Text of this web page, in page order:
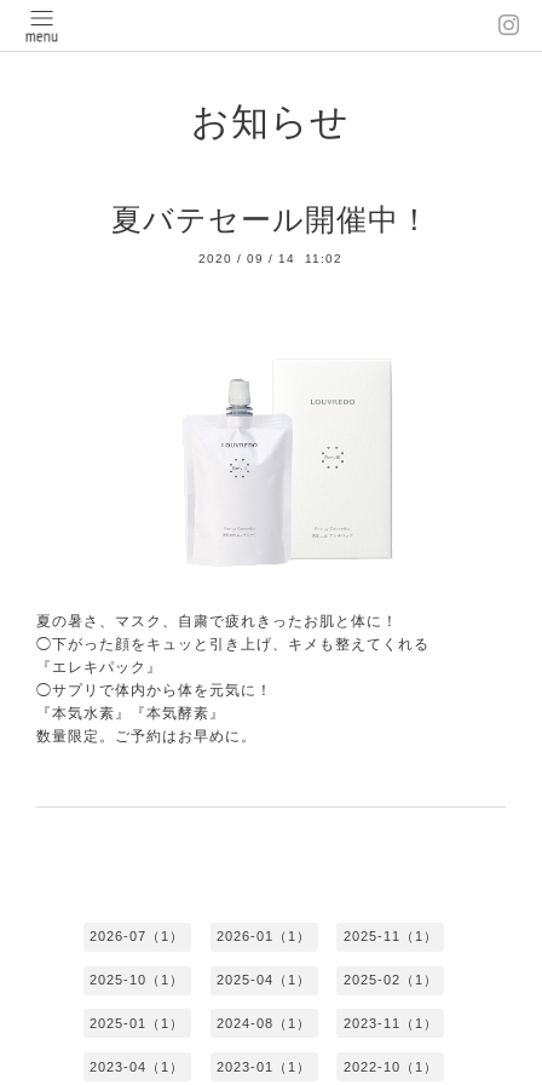
お知らせ
夏バテセール開催中！
2020 /09 / 14 11:02
夏の暑さ、マスク、自粛で疲れきったお肌と体に！
◯下がった顔をキュッと引き上げ、キメも整えてくれる
『エレキパック』
◯サプリで体内から体を元気に！
『本気水素』『本気酵素』
数量限定。ご予約はお早めに。
2026-07（1） 2026-01（1） 2025-11（1）
2025-10（1） 2025-04（1） 2025-02（1）
2025-01（1） 2024-08（1） 2023-11（1）
2023-04（1） 2023-01（1） 2022-10（1）